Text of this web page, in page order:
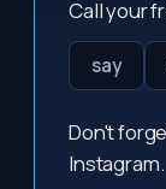
Call your
say
Don't
Instagram.